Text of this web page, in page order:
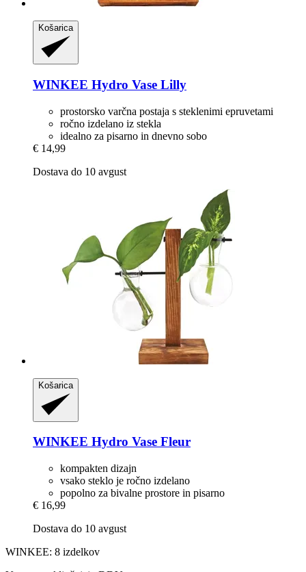
Košarica
WINKEE Hydro Vase Lilly
prostorsko varčna postaja s steklenimi epruvetami
ročno izdelano iz stekla
idealno za pisarno in dnevno sobo
€ 14,99
Dostava do 10 avgust
Košarica
WINKEE Hydro Vase Fleur
kompakten dizajn
vsako steklo je ročno izdelano
popolno za bivalne prostore in pisarno
€ 16,99
Dostava do 10 avgust
WINKEE: 8 izdelkov